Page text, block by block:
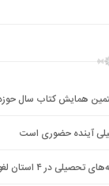
همایش کتاب سال
آینده حضوری است
در ۴ استان لغو شد